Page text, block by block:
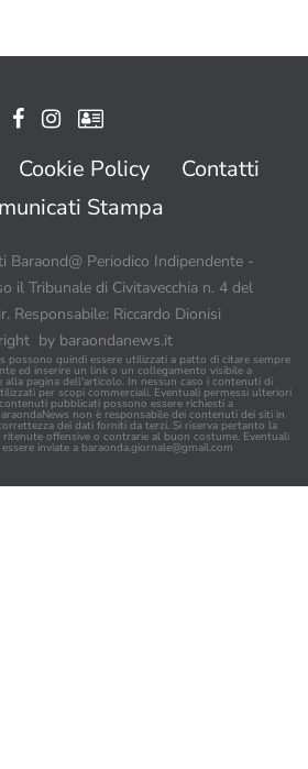
Cookie Policy
Contatti
Stampa
Baraond@ Periodico Indipendente -
il Tribunale di Civitavecchia n. 4 del
Responsabile: Riccardo Dionisi
by baraondanews.it
possono quindi essere utilizzati a patto di citare sempre
ed inserire un link o un collegamento visibile a
pagina dell'articolo. In nessun caso i contenuti di
per scopi commerciali. Eventuali permessi ulteriori
pubblicati possono essere richiesti a
non è responsabile dei contenuti dei siti in
dei dati forniti da terzi. Si riserva pertanto la
offensive o contrarie al buon costume. Eventuali
inviate a baraonda.giornale@gmail.com